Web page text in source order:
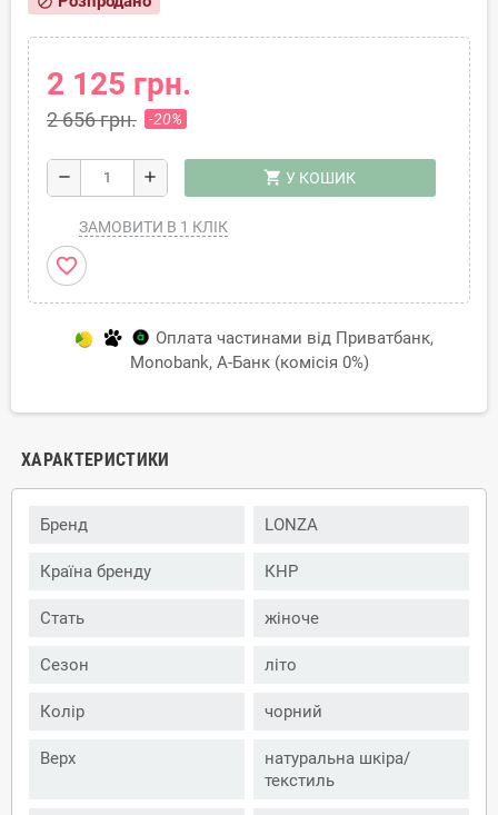
2 125 грн.
2 656 грн. -20%
remove add shopping_cart У КОШИК
ЗАМОВИТИ В 1 КЛІК
favorite_border
Оплата частинами від Приватбанк,
Monobank, А-Банк (комісія 0%)
ХАРАКТЕРИСТИКИ
Бренд LONZA
Країна бренду КНР
Стать жіноче
Сезон літо
Колір чорний
Верх
натуральна шкіра/
текстиль